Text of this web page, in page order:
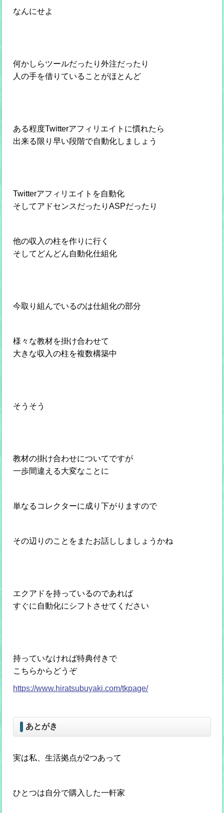
なんにせよ
何かしらツールだったり外注だったり
人の手を借りていることがほとんど
ある程度Twitterアフィリエイトに慣れたら
出来る限り早い段階で自動化しましょう
Twitterアフィリエイトを自動化
そしてアドセンスだったりASPだったり
他の収入の柱を作りに行く
そしてどんどん自動化仕組化
今取り組んでいるのは仕組化の部分
様々な教材を掛け合わせて
大きな収入の柱を複数構築中
そうそう
教材の掛け合わせについてですが
一歩間違える大変なことに
単なるコレクターに成り下がりますので
その辺りのことをまたお話ししましょうかね
エクアドを持っているのであれば
すぐに自動化にシフトさせてください
持っていなければ特典付きで
こちらからどうぞ
https://www.hiratsubuyaki.com/tkpage/
あとがき
実は私、生活拠点が2つあって
ひとつは自分で購入した一軒家